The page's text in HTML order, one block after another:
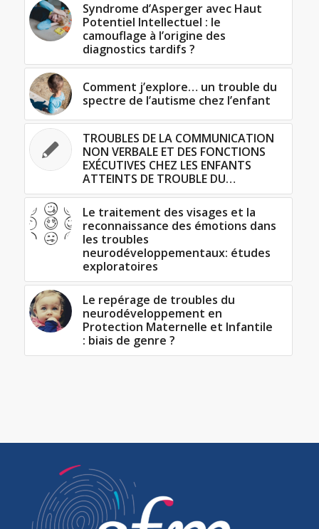
Syndrome d’Asperger avec Haut
Potentiel Intellectuel : le
camouflage à l’origine des
diagnostics tardifs ?
Comment j’explore… un trouble du
spectre de l’autisme chez l’enfant
TROUBLES DE LA COMMUNICATION
NON VERBALE ET DES FONCTIONS
EXÉCUTIVES CHEZ LES ENFANTS
ATTEINTS DE TROUBLE DU…
Le traitement des visages et la
reconnaissance des émotions dans
les troubles
neurodéveloppementaux: études
exploratoires
Le repérage de troubles du
neurodéveloppement en
Protection Maternelle et Infantile
: biais de genre ?